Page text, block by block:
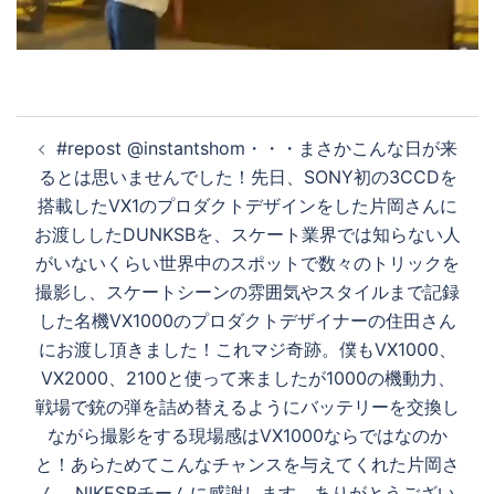
を
再
生
す
稿
ナ
ビ
ゲ
ー
シ
ョ
ン
#repost @instantshom・・・まさかこんな日が来
るとは思いませんでした！先日、SONY初の3CCDを
搭載したVX1のプロダクトデザインをした片岡さんに
お渡ししたDUNKSBを、スケート業界では知らない人
がいないくらい世界中のスポットで数々のトリックを
撮影し、スケートシーンの雰囲気やスタイルまで記録
した名機VX1000のプロダクトデザイナーの住田さん
にお渡し頂きました！これマジ奇跡。僕もVX1000、
VX2000、2100と使って来ましたが1000の機動力、
戦場で銃の弾を詰め替えるようにバッテリーを交換し
ながら撮影をする現場感はVX1000ならではなのか
と！あらためてこんなチャンスを与えてくれた片岡さ